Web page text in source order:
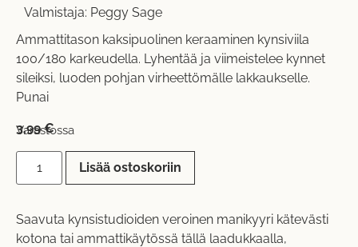
Valmistaja: Peggy Sage
Ammattitason kaksipuolinen keraaminen kynsiviila
100/180 karkeudella. Lyhentää ja viimeistelee kynnet
sileiksi, luoden pohjan virheettömälle lakkaukselle.
Punai
3,99€
Varastossa
Lisää ostoskoriin
Saavuta kynsistudioiden veroinen manikyyri kätevästi
kotona tai ammattikäytössä tällä laadukkaalla,